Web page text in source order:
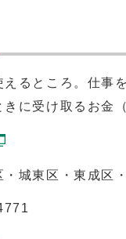
るところ。仕事
に受け取るお金
区・東成区・